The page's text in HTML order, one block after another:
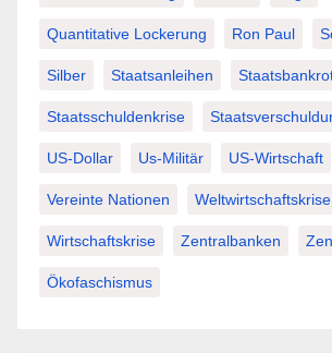
Quantitative Lockerung Ron Paul
Silber Staatsanleihen
Staatsschuldenkrise
US-Dollar Us-Militär US-Wirtschaft
Vereinte Nationen Weltwirtschaftskrise
Wirtschaftskrise Zentralbanken
Ökofaschismus